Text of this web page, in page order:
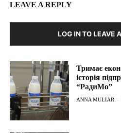
LEAVE A REPLY
LOG IN TO LEAVE
Тримає
історія
“РадиМо”
ANNA MULIAR -